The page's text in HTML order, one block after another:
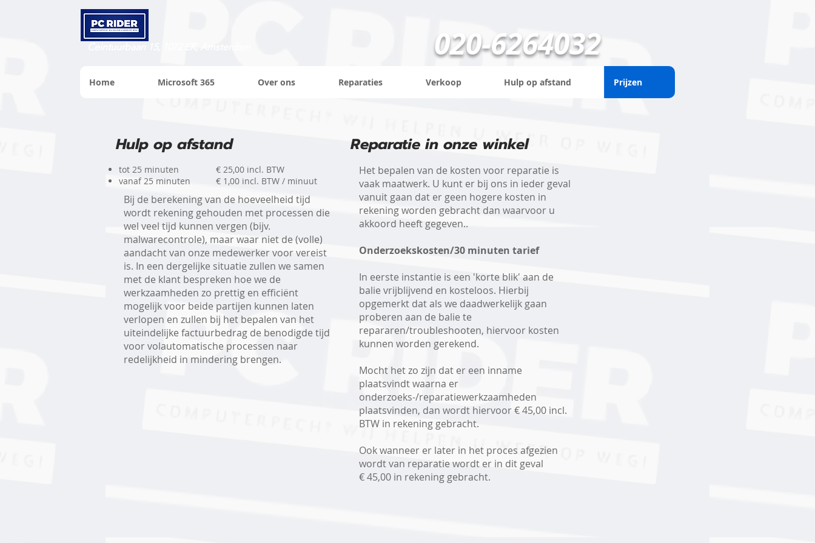
020-6264032
Home Microsoft 365 Over ons Reparaties Verkoop Hulp op afstand Prijzen
€ 25,00 incl. BTW​
€ 1,00 incl. BTW / minuut
Bij de berekening van de hoeveelheid tijd
wordt rekening gehouden met processen die
wel veel tijd kunnen vergen (bijv.
malwarecontrole), maar waar niet de (volle)
aandacht van onze medewerker voor vereist
is. In een dergelijke situatie zullen we samen
met de klant bespreken hoe we de
werkzaamheden zo prettig en efficiënt
mogelijk voor beide partijen kunnen laten
verlopen en zullen bij het bepalen van het
uiteindelijke factuurbedrag de benodigde tijd
voor volautomatische processen naar
redelijkheid in mindering brengen.
tot 25 minuten
vanaf 25 minuten
Hulp op afstand
Het bepalen van de kosten voor reparatie is
vaak maatwerk. U kunt er bij ons in ieder geval
vanuit gaan dat er geen hogere kosten in
rekening worden gebracht dan waarvoor u
akkoord heeft gegeven..
Onderzoekskosten/30 minuten tarief
In eerste instantie is een 'korte blik' aan de
balie vrijblijvend en kosteloos. Hierbij
opgemerkt dat als we daadwerkelijk gaan
proberen aan de balie te
repararen/troubleshooten, hiervoor kosten
kunnen worden gerekend.
Mocht het zo zijn dat er een inname
plaatsvindt waarna er
onderzoeks-/reparatiewerkzaamheden
plaatsvinden, dan wordt hiervoor € 45,00 incl.
BTW in rekening gebracht.
Ook wanneer er later in het proces afgezien
wordt van reparatie wordt er in dit geval
€ 45,00 in rekening gebracht.
Reparatie in onze winkel